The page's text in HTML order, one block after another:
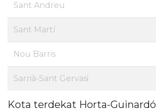
Sant Andreu
Sant Martí
Nou Barris
Sarrià-Sant Gervasi
Kota terdekat Horta-Guinardó